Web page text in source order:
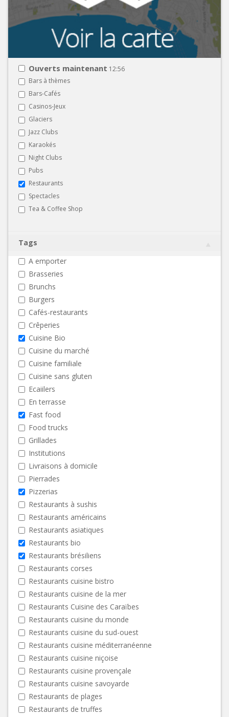
Ouverts maintenant 12:56
Bars à thèmes
Bars-Cafés
Casinos-Jeux
Glaciers
Jazz Clubs
Karaokés
Night Clubs
Pubs
Restaurants
Spectacles
Tea & Coffee Shop
Tags
A emporter
Brasseries
Brunchs
Burgers
Cafés-restaurants
Crêperies
Cuisine Bio
Cuisine du marché
Cuisine familiale
Cuisine sans gluten
Ecaiilers
En terrasse
Fast food
Food trucks
Grillades
Institutions
Livraisons à domicile
Pierrades
Pizzerias
Restaurants à sushis
Restaurants américains
Restaurants asiatiques
Restaurants bio
Restaurants brésiliens
Restaurants corses
Restaurants cuisine bistro
Restaurants cuisine de la mer
Restaurants Cuisine des Caraïbes
Restaurants cuisine du monde
Restaurants cuisine du sud-ouest
Restaurants cuisine méditerranéenne
Restaurants cuisine niçoise
Restaurants cuisine provençale
Restaurants cuisine savoyarde
Restaurants de plages
Restaurants de truffes